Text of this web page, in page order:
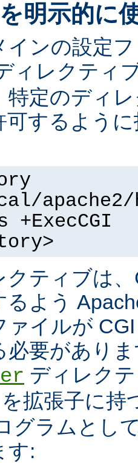
明示的に
インの設定
ィレクティ
特定のディ
可するよう
apache2/
+ExecCGI
クティブは
るよう
ァイルが
必要があり
ディレク
を拡張子に持
グラムとし
す: